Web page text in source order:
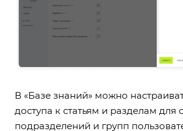
В «Базе знаний» можно
доступа к статьям и разделам
подразделений и групп